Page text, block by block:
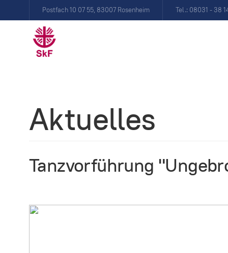
Postfach 10 07 55, 83007 Rosenheim Tel.: 08031 - 38
Aktuelles
Tanzvorführung